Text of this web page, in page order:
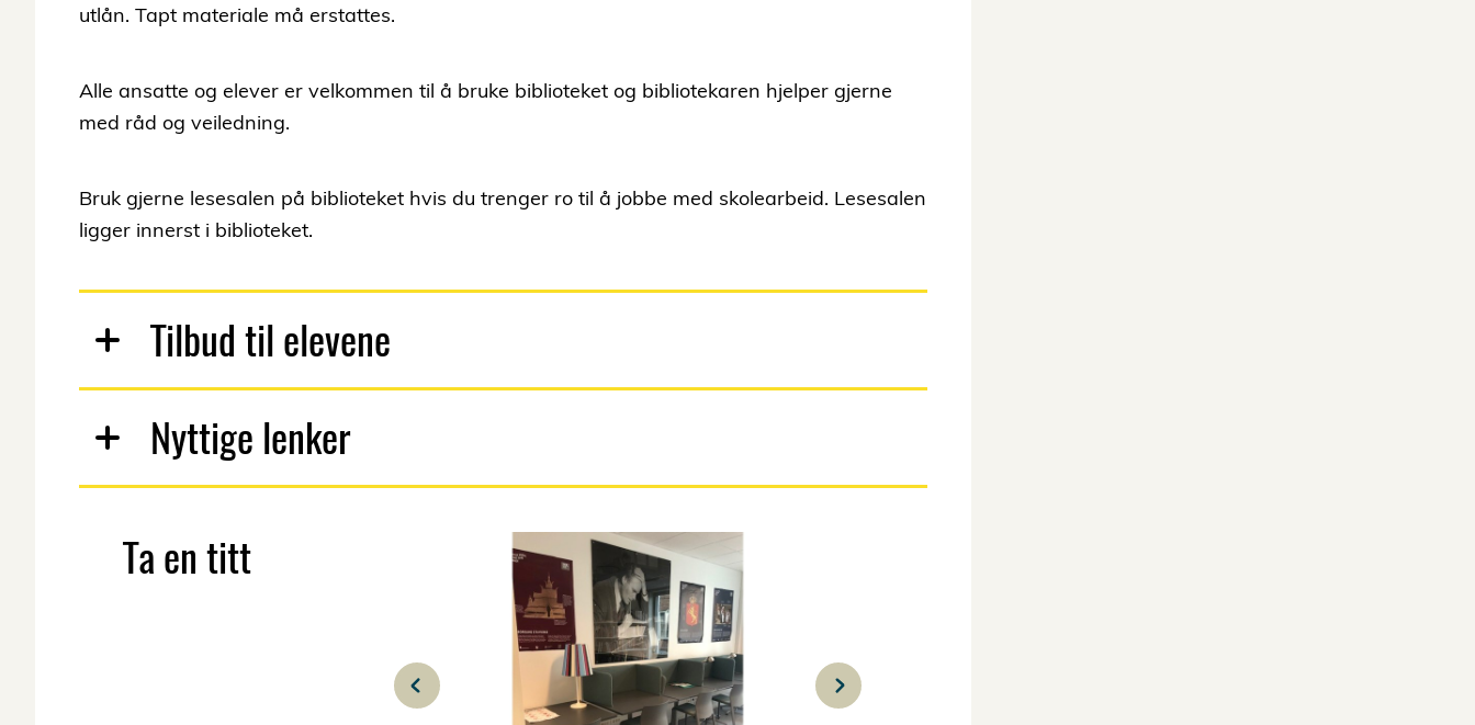
utlån. Tapt materiale må erstattes.
Alle ansatte og elever er velkommen til å bruke biblioteket og bibliotekaren hjelper gjerne
med råd og veiledning.
Bruk gjerne lesesalen på biblioteket hvis du trenger ro til å jobbe med skolearbeid. Lesesalen
ligger innerst i biblioteket.
Tilbud til elevene
Nyttige lenker
Ta en titt